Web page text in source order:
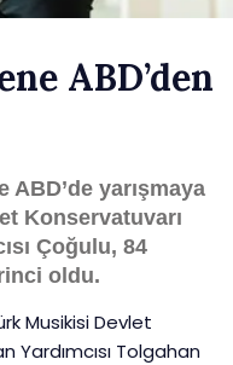
ABD’den
yarışmaya
Konservatuvarı
Çoğulu, 84
oldu.
Musikisi Devlet
Yardımcısı Tolgahan